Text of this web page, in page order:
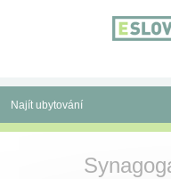
Najít ubytování